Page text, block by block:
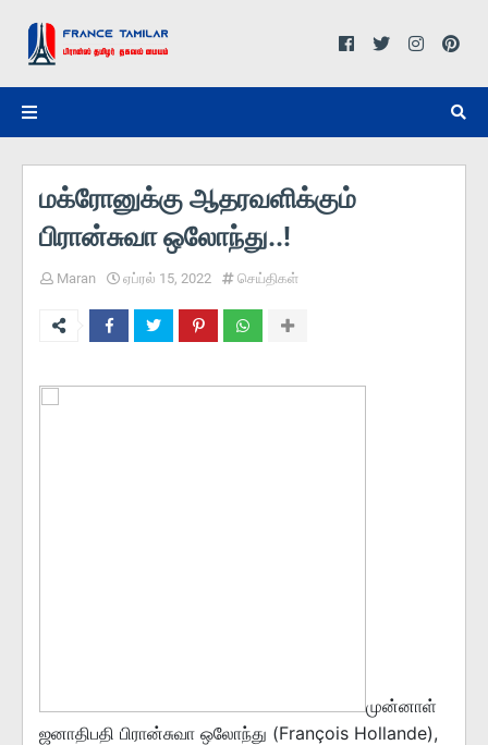
மக்ரோனுக்கு ஆதரவளிக்கும்
பிரான்சுவா ஒலோந்து..!
Maran ஏப்ரல் 15, 2022 செய்திகள்
முன்னாள்
ஜனாதிபதி பிரான்சுவா ஒலோந்து (François Hollande),